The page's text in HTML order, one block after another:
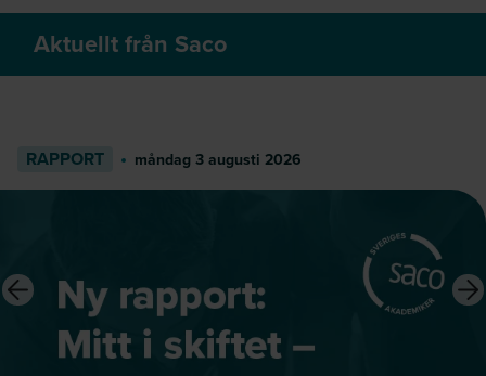
Aktuellt från Saco
RAPPORT måndag 3 augusti 2026